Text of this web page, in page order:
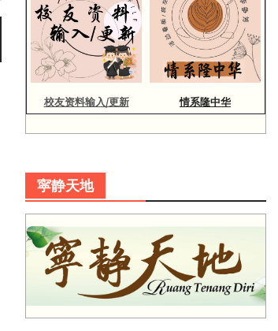
校友资料输入/更新 情系隆中华
寜静天地